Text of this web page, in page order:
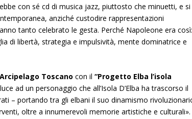
con sé cd di musica jazz, piuttosto che minuetti, e si
anziché custodire rappresentazioni
tanto celebrato le gesta. Perché Napoleone era
di libertà, strategia e impulsività, mente dominatrice e
Toscano con il“Progetto Elba l’isola
ad un personaggio che all’Isola D’Elba ha trascorso il
– portando tra gli elbani il suo dinamismo
oltre a innumerevoli memorie artistiche e culturali».